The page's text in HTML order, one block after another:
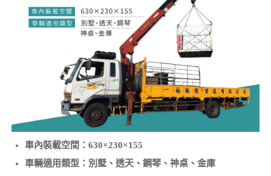
車內裝載空間：630×230×155
車輛適用類型：別墅、透天、鋼琴、神桌、金庫